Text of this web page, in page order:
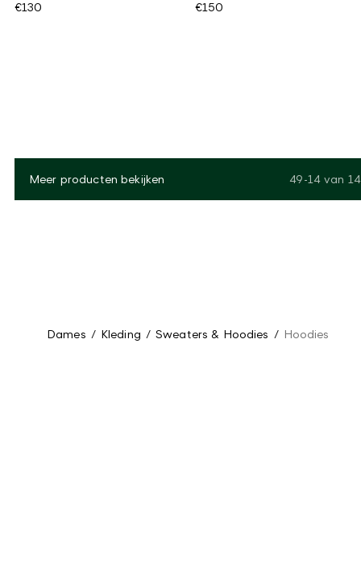
€130 €150
Meer producten bekijken 49-14 van 14
Dames / Kleding / Sweaters & Hoodies / Hoodies